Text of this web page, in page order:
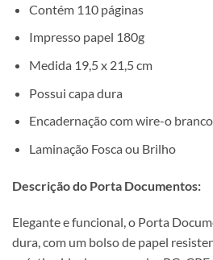
Contém 110 páginas
Impresso papel 180g
Medida 19,5 x 21,5 cm
Possui capa dura
Encadernação com wire-o branco
Laminação Fosca ou Brilho
Descrição do Porta Documentos:
Elegante e funcional, o Porta
dura, com um bolso de papel